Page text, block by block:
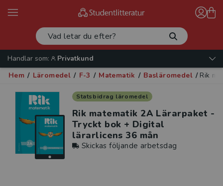
Handlar som:
Privatkund
Hem / Läromedel / F-3 / Matematik / Basläromedel / Rik
Statsbidrag läromedel
Rik matematik 2A Lärarpaket -
Tryckt bok + Digital
lärarlicens 36 mån
Skickas följande arbetsdag